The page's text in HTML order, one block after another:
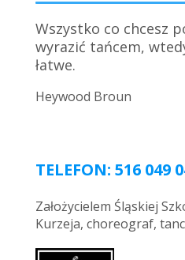
Wszystko co chcesz
wyrazić tańcem,
łatwe.
Heywood Broun
Kto zakosztuje
zdradzi.
TELEFON: 516 049
Założycielem Śląskiej
Kurzeja, choreograf,